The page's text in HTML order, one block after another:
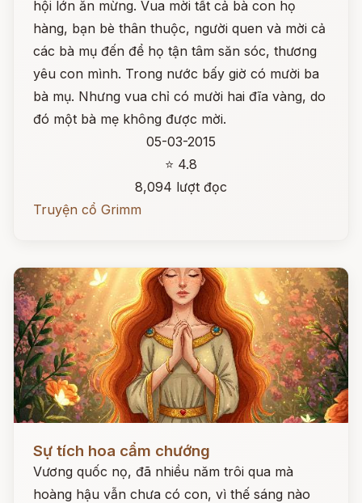
hội lớn ăn mừng. Vua mời tất cả bà con họ
hàng, bạn bè thân thuộc, người quen và mời cả
các bà mụ đến để họ tận tâm săn sóc, thương
yêu con mình. Trong nước bấy giờ có mười ba
bà mụ. Nhưng vua chỉ có mười hai đĩa vàng, do
đó một bà mẹ không được mời.
05-03-2015
⭐ 4.8
8,094 lượt đọc
Truyện cổ Grimm
Sự tích hoa cẩm chướng
Vương quốc nọ, đã nhiều năm trôi qua mà
hoàng hậu vẫn chưa có con, vì thế sáng nào